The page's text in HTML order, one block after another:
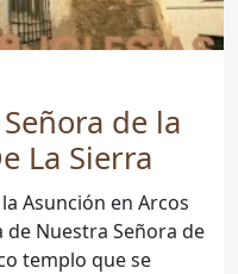
de la
La Sierra
Asunción en Arcos
templo que se